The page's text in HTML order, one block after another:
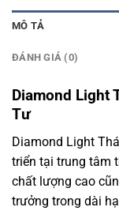
MÔ TẢ
ĐÁNH GIÁ (0)
Diamond Light
Tư
Diamond Light
triển tại trung tâm
chất lượng cao
trưởng trong dài